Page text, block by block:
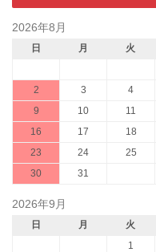
2026年8月
日 月 火
2
3 4
9
10 11
16
17 18
23
24 25
30
31
2026年9月
日 月 火
1